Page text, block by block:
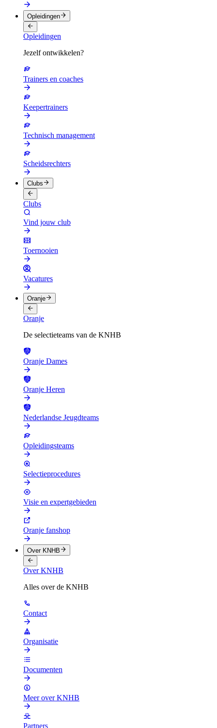
Opleidingen
Opleidingen
Jezelf ontwikkelen?
Trainers en coaches
Keepertrainers
Technisch management
Scheidsrechters
Clubs
Clubs
Vind jouw club
Toernooien
Vacatures
Oranje
Oranje
De selectieteams van de KNHB
Oranje Dames
Oranje Heren
Nederlandse Jeugdteams
Opleidingsteams
Selectieprocedures
Visie en expertgebieden
Oranje fanshop
Over KNHB
Over KNHB
Alles over de KNHB
Contact
Organisatie
Documenten
Meer over KNHB
Partners